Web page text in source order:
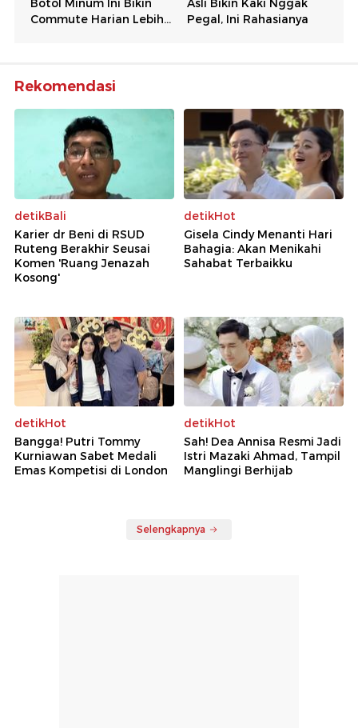
Rekomendasi
detikBali
Karier dr Beni di RSUD
Ruteng Berakhir Seusai
Komen 'Ruang Jenazah
Kosong'
detikHot
Gisela Cindy Menanti Hari
Bahagia: Akan Menikahi
Sahabat Terbaikku
detikHot
Bangga! Putri Tommy
Kurniawan Sabet Medali
Emas Kompetisi di London
detikHot
Sah! Dea Annisa Resmi Jadi
Istri Mazaki Ahmad, Tampil
Manglingi Berhijab
Selengkapnya